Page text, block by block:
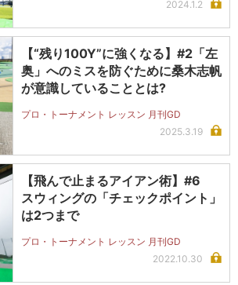
2024.1.2
【“残り100Y”に強くなる】#2「左
奥」へのミスを防ぐために桑木志帆
が意識していることとは?
プロ・トーナメント レッスン 月刊GD
2025.3.19
【飛んで止まるアイアン術】#6
スウィングの「チェックポイント」
は2つまで
プロ・トーナメント レッスン 月刊GD
2022.10.30